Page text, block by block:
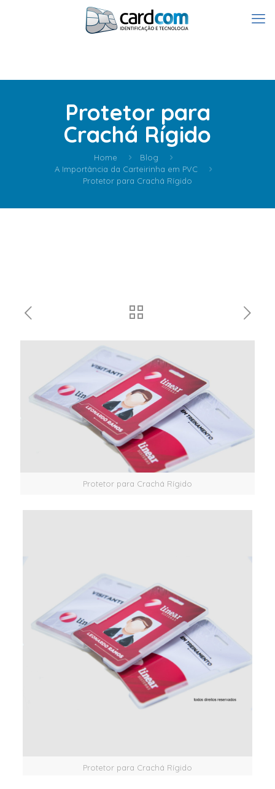
Protetor para
Crachá Rígido
Home
Blog
A Importância da Carteirinha em PVC
Protetor para Crachá Rígido
Protetor para Crachá Rígido
Protetor para Crachá Rígido